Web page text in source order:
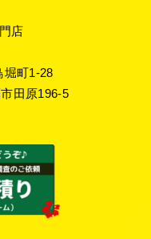
店
町1-28
田原196-5